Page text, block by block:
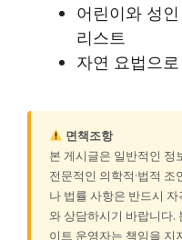
어린이와 성
리스트
자연 요법으
면책조항
본 게시글은 일반적인 정
전문적인 의학적·법적
나 법률 사항은 반드시
와 상담하시기 바랍니다.
이트 운영자는 책임을 지